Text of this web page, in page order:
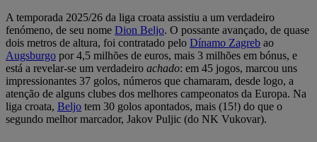
A temporada 2025/26 da liga croata assistiu a um verdadeiro
fenómeno, de seu nome Dion Beljo. O possante avançado, de quase
dois metros de altura, foi contratado pelo Dínamo Zagreb ao
Augsburgo por 4,5 milhões de euros, mais 3 milhões em bónus, e
está a revelar-se um verdadeiro achado: em 45 jogos, marcou uns
impressionantes 37 golos, números que chamaram, desde logo, a
atenção de alguns clubes dos melhores campeonatos da Europa. Na
liga croata, Beljo tem 30 golos apontados, mais (15!) do que o
segundo melhor marcador, Jakov Puljic (do NK Vukovar).